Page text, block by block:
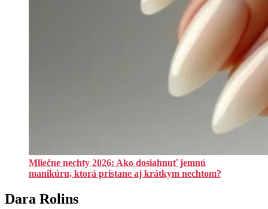
Mliečne nechty 2026: Ako dosiahnuť jemnú
manikúru, ktorá pristane aj krátkym nechtom?
Dara Rolins